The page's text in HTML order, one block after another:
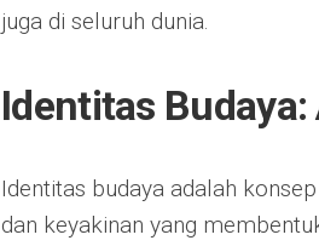
juga di seluruh dunia.
Identitas Budaya:
Identitas budaya adalah
dan keyakinan yang